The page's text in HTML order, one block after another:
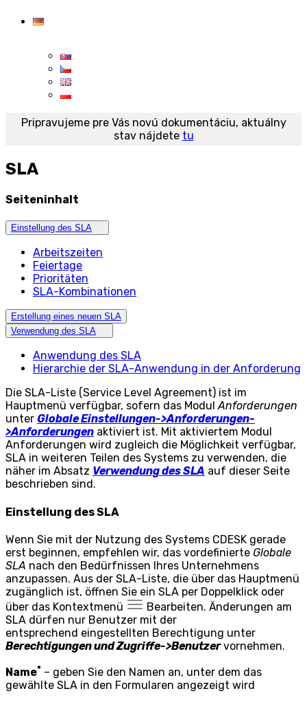
Pripravujeme pre Vás novú dokumentáciu, aktuálny
stav nájdete tu
SLA
Seiteninhalt
Einstellung des SLA
Arbeitszeiten
Feiertage
Prioritäten
SLA-Kombinationen
Erstellung eines neuen SLA
Verwendung des SLA
Anwendung des SLA
Hierarchie der SLA-Anwendung in der Anforderung
Die SLA-Liste (Service Level Agreement) ist im
Hauptmenü verfügbar, sofern das ModulAnforderungen
unter Globale Einstellungen->Anforderungen-
>Anforderungen aktiviert ist. Mit aktiviertem Modul
Anforderungen wird zugleich die Möglichkeit verfügbar,
SLA in weiteren Teilen des Systems zu verwenden, die
näher im Absatz Verwendung des SLA auf dieser Seite
beschrieben sind.
Einstellung des SLA
Wenn Sie mit der Nutzung des Systems CDESK gerade
erst beginnen, empfehlen wir, das vordefinierte Globale
SLA nach den Bedürfnissen Ihres Unternehmens
anzupassen. Aus der SLA-Liste, die über das Hauptmenü
zugänglich ist, öffnen Sie ein SLA per Doppelklick oder
über das Kontextmenü
Bearbeiten. Änderungen am
SLA dürfen nur Benutzer mit der
entsprechend eingestellten Berechtigung unter
Berechtigungen und Zugriffe->Benutzervornehmen.
Name* – geben Sie den Namen an, unter dem das
gewählte SLA in den Formularen angezeigt wird